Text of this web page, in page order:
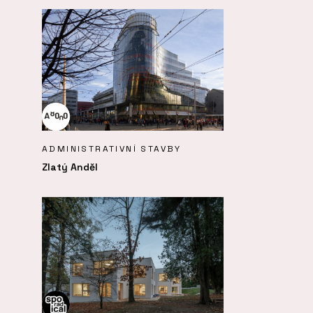
ADMINISTRATIVNÍ STAVBY
Zlatý Anděl